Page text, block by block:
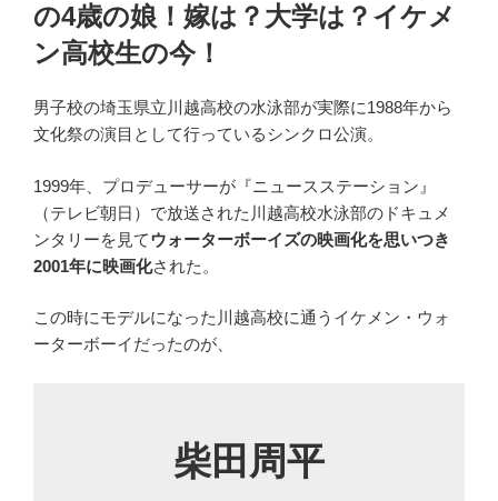
の4歳の娘！嫁は？大学は？イケメ
ン高校生の今！
男子校の埼玉県立川越高校の水泳部が実際に1988年から
文化祭の演目として行っているシンクロ公演。
1999年、プロデューサーが『ニュースステーション』
（テレビ朝日）で放送された川越高校水泳部のドキュメ
ンタリーを見てウォーターボーイズの映画化を思いつき
2001年に映画化された。
この時にモデルになった川越高校に通うイケメン・ウォ
ーターボーイだったのが、
柴田周平